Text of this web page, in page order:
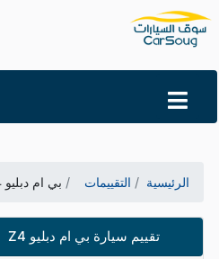
الرئيسية التقييمات بي ام دبليو Z4
تقييم سيارة بي ام دبليو Z4